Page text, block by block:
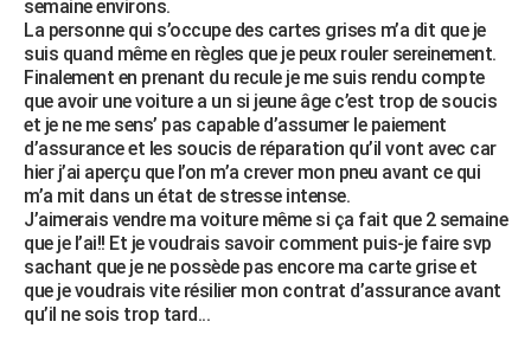
Destinations
City break
Voyage nature
Voyage de noces
Forum
Climat
+PHOTO
GUIDES D'ACHAT
BONS PLANS
CARTE DE VOEUX
Carte de Noël
Carte Bonne année
Carte Saint-Valentin
Carte Pâques
Carte d'anniversaire
DICTIONNAIRE
Dictionnaire
Biographies
Citations
Expressions
Proverbes
PROGRAMME TV
COPAINS D'AVANT
semaine environs.
La personne qui s’occupe des cartes grises m’a dit que je
suis quand même en règles que je peux rouler sereinement.
Finalement en prenant du recule je me suis rendu compte
que avoir une voiture a un si jeune âge c’est trop de soucis
et je ne me sens’ pas capable d’assumer le paiement
d’assurance et les soucis de réparation qu’il vont avec car
hier j’ai aperçu que l’on m’a crever mon pneu avant ce qui
m’a mit dans un état de stresse intense.
J’aimerais vendre ma voiture même si ça fait que 2 semaine
que je l’ai!! Et je voudrais savoir comment puis-je faire svp
sachant que je ne possède pas encore ma carte grise et
que je voudrais vite résilier mon contrat d’assurance avant
qu’il ne sois trop tard...